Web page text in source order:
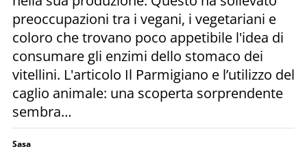
preoccupazioni tra i vegani, i vegetariani e
coloro che trovano poco appetibile l'idea di
consumare gli enzimi dello stomaco dei
vitellini. L'articolo Il Parmigiano e l’utilizzo del
caglio animale: una scoperta sorprendente
sembra…
Sasa